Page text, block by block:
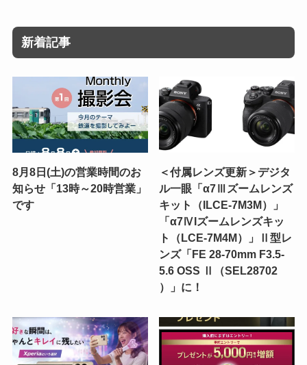
新着記事
8月8日(土)の営業時間のお
知らせ「13時～20時営業」
です
＜付属レンズ更新＞デジタ
ル一眼「α7Ⅲズームレンズ
キット（ILCE-7M3M）」
「α7ⅣIズームレンズキッ
ト（LCE-7M4M）」Ⅱ型レ
ンズ「FE 28-70mm F3.5-
5.6 OSS Ⅱ（SEL28702
）」に！